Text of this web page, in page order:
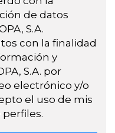
de datos
S.A.
con la finalidad
y
S.A. por
electrónico y/o
el uso de mis